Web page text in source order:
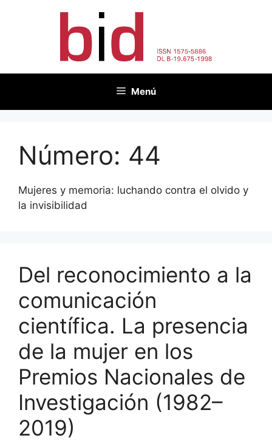
Menú
Número: 44
Mujeres y memoria: luchando contra el olvido y
la invisibilidad
Del reconocimiento a la
comunicación
científica. La presencia
de la mujer en los
Premios Nacionales de
Investigación (1982–
2019)